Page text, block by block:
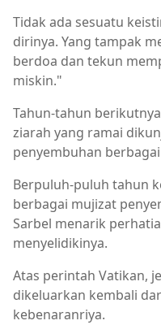
Tidak ada sesuatu
dirinya. Yang tampak
berdoa dan tekun
miskin."
Tahun-tahun
ziarah yang ramai
penyembuhan
Berpuluh-puluh tahun
berbagai mujizat
Sarbel menarik
menyelidikinya.
Atas perintah Vatikan,
dikeluarkan kembali
kebenaranriya.